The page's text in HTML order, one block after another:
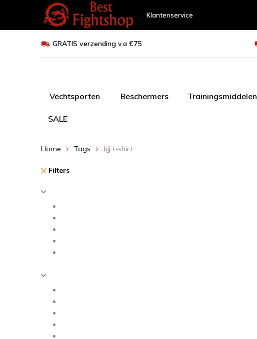
Klantenservice
GRATIS verzending v.a €75
Vechtsporten Beschermers Trainingsmiddelen
SALE
Home Tags bjj t-shirt
Filters